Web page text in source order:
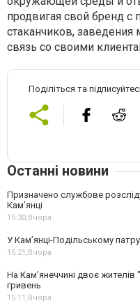
продвигая свой бренд
стаканчиков,
связь со своими
Поділіться та
Останні новини
Призначено службове
Кам’янці
15:30,Вчора
У Кам’янці-Подільському
15:21,Вчора
На Камʼянеччині двоє
гривень
15:11,Вчора